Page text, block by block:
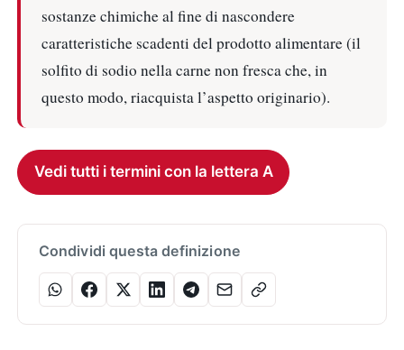
sostanze chimiche al fine di nascondere
caratteristiche scadenti del prodotto alimentare (il
solfito di sodio nella carne non fresca che, in
questo modo, riacquista l’aspetto originario).
Vedi tutti i termini con la lettera A
Condividi questa definizione